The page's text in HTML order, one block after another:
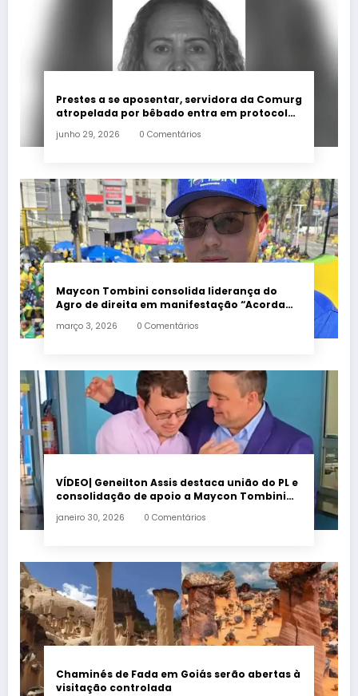
Prestes a se aposentar, servidora da Comurg
atropelada por bêbado entra em protocolo
junho 29, 2026 0 Comentários
Maycon Tombini consolida liderança do
Agro de direita em manifestação “Acorda
março 3, 2026 0 Comentários
VÍDEO| Geneilton Assis destaca união do PL e
consolidação de apoio a Maycon Tombini
janeiro 30, 2026 0 Comentários
Chaminés de Fada em Goiás serão abertas à
visitação controlada